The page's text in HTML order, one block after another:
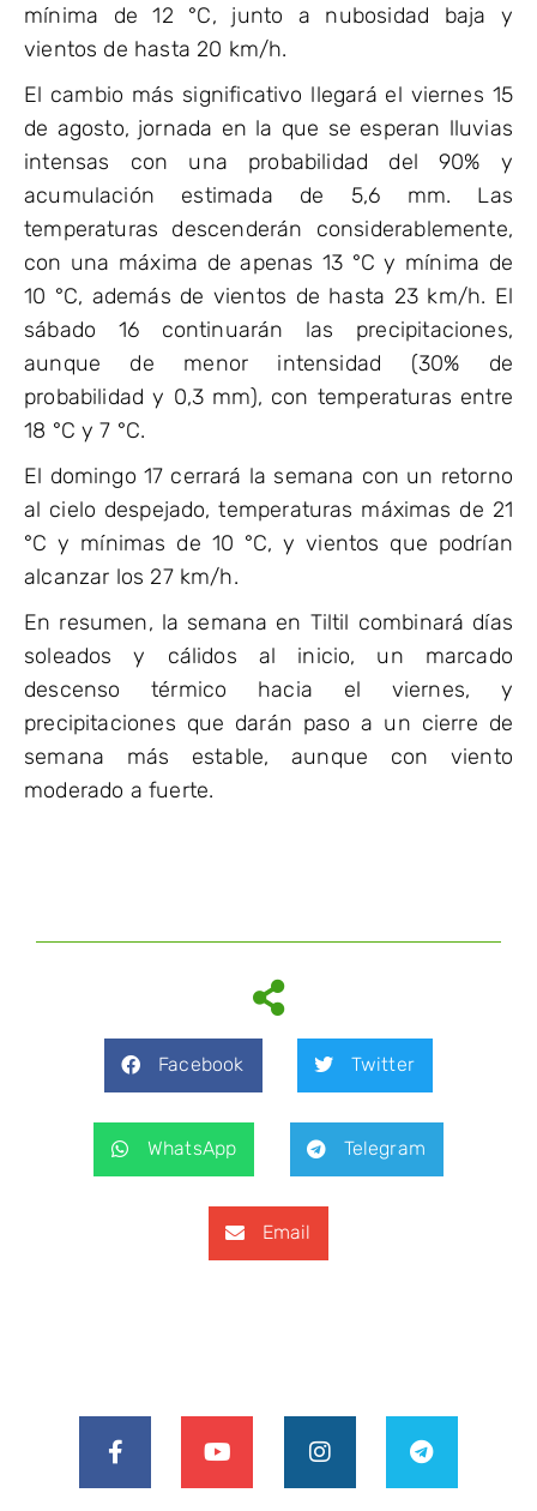
mínima de 12 °C, junto a nubosidad baja y
vientos de hasta 20 km/h.
El cambio más significativo llegará el viernes 15
de agosto, jornada en la que se esperan lluvias
intensas con una probabilidad del 90% y
acumulación estimada de 5,6 mm. Las
temperaturas descenderán considerablemente,
con una máxima de apenas 13 °C y mínima de
10 °C, además de vientos de hasta 23 km/h. El
sábado 16 continuarán las precipitaciones,
aunque de menor intensidad (30% de
probabilidad y 0,3 mm), con temperaturas entre
18 °C y 7 °C.
El domingo 17 cerrará la semana con un retorno
al cielo despejado, temperaturas máximas de 21
°C y mínimas de 10 °C, y vientos que podrían
alcanzar los 27 km/h.
En resumen, la semana en Tiltil combinará días
soleados y cálidos al inicio, un marcado
descenso térmico hacia el viernes, y
precipitaciones que darán paso a un cierre de
semana más estable, aunque con viento
moderado a fuerte.
Facebook Twitter
WhatsApp Telegram
Email